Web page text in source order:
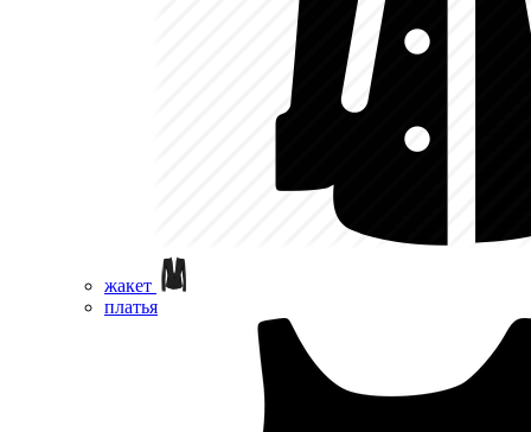
жакет
платья